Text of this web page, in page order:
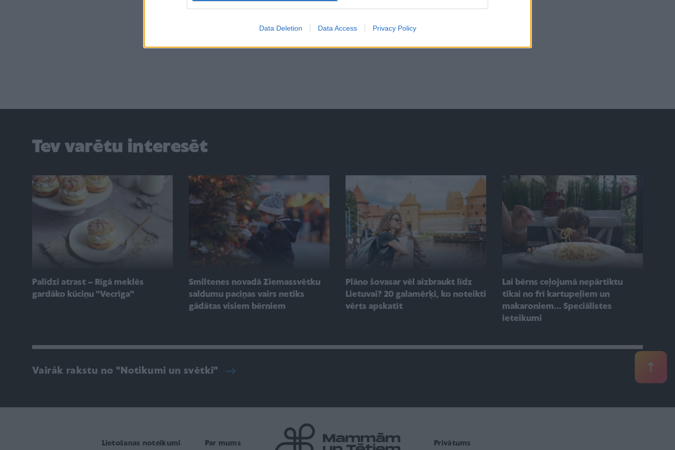
Data Deletion Data Access Privacy Policy
Tev varētu interesēt
Palīdzi atrast – Rīgā meklēs
gardāko kūciņu ''Vecrīga''
Smiltenes novadā Ziemassvētku
saldumu paciņas vairs netiks
gādātas visiem bērniem
Plāno šovasar vēl aizbraukt līdz
Lietuvai? 20 galamērķi, ko noteikti
vērts apskatīt
Lai bērns ceļojumā nepārtiktu
tikai no frī kartupeļiem un
makaroniem... Speciālistes
ieteikumi
Vairāk rakstu no "Notikumi un svētki"
Lietošanas noteikumi Par mums Privātums